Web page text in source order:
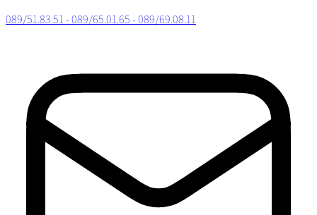
089/51.83.51 - 089/65.01.65 - 089/69.08.11